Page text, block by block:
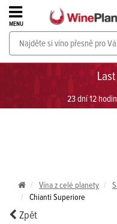
23 dní 12
MENU
PROSECCO v akci
Vína z celé planety
Chianti Superiore
Zpět